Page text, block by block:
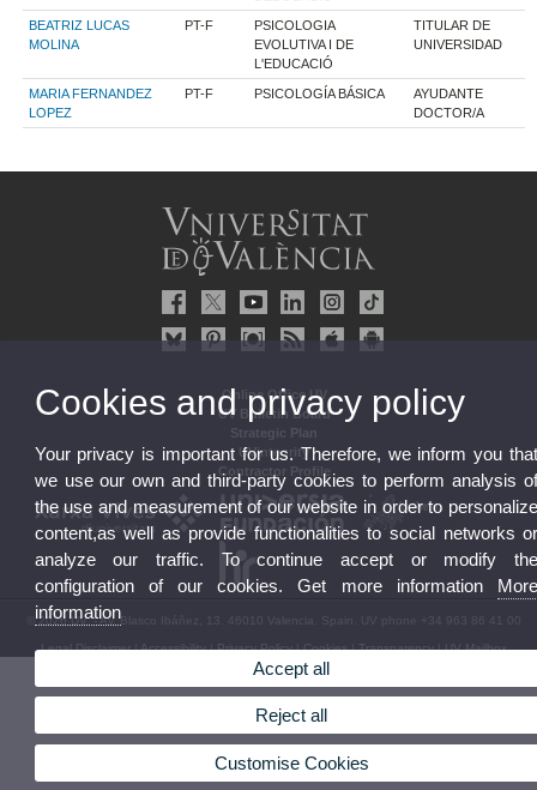
BEATRIZ LUCAS
MOLINA
PT-F
PSICOLOGIA
EVOLUTIVA I DE
L'EDUCACIÓ
TITULAR DE
UNIVERSIDAD
MARIA FERNANDEZ
LOPEZ
PT-F PSICOLOGÍA BÁSICA
AYUDANTE
DOCTOR/A
Online Office UV
UV Bulletin Board
Strategic Plan
UVintegrity
Contractor Profile
© 2026 UV. - Av. Blasco Ibáñez, 13. 46010 Valencia. Spain. UV phone +34 963 86 41 00
Legal Disclaimer|Accessibility|Privacy Policy|Cookies|Transparency|UV Mailbox
Cookies and privacy policy
Your privacy is important for us. Therefore, we inform you
we use our own and third-party cookies to perform analysis
the use and measurement of our website in order to
content,as well as provide functionalities to social networks
analyze our traffic. To continue accept or modify
configuration of our cookies. Get more information
information
Accept all
Reject all
Customise Cookies